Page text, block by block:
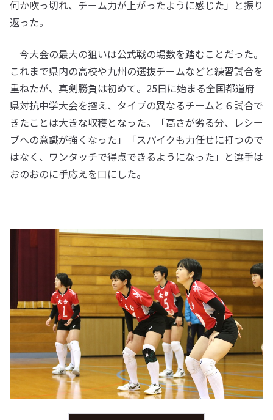
何か吹っ切れ、チーム力が上がったように感じた」と振り
返った。
今大会の最大の狙いは公式戦の場数を踏むことだった。
これまで県内の高校や九州の選抜チームなどと練習試合を
重ねたが、真剣勝負は初めて。25日に始まる全国都道府
県対抗中学大会を控え、タイプの異なるチームと６試合で
きたことは大きな収穫となった。「高さが劣る分、レシー
ブへの意識が強くなった」「スパイクも力任せに打つので
はなく、ワンタッチで得点できるようになった」と選手は
おのおのに手応えを口にした。